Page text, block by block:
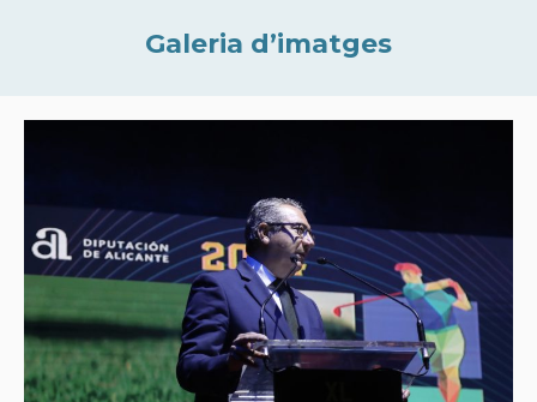
Galeria d’imatges